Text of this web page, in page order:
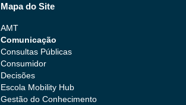
Mapa do Site
AMT
Comunicação
Consultas Públicas
Consumidor
Decisões
Escola Mobility Hub
Gestão do Conhecimento